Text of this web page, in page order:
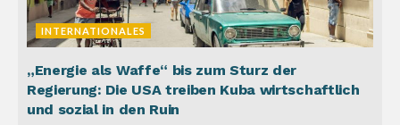
INTERNATIONALES
„Energie als Waffe“ bis zum Sturz der
Regierung: Die USA treiben Kuba wirtschaftlich
und sozial in den Ruin